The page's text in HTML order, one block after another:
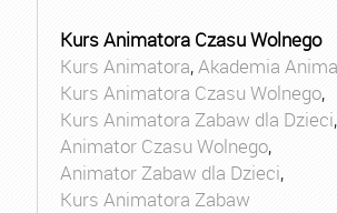
Kurs Animatora Czasu Wolnego
Kurs Animatora,Akademia
Kurs Animatora Czasu Wolnego,
Kurs Animatora Zabaw dla Dzieci,
Animator Czasu Wolnego,
Animator Zabaw dla Dzieci,
Kurs Animatora Zabaw